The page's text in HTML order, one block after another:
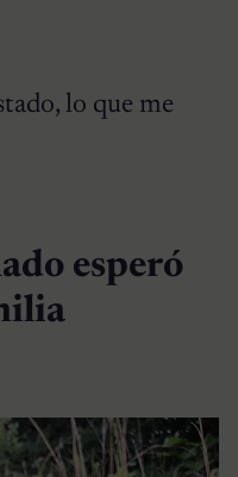
lo que me
esperó